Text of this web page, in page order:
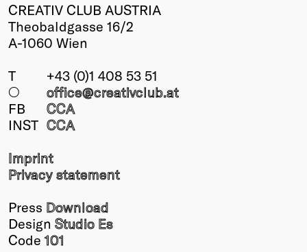
CREATIV CLUB AUSTRIA
Theobaldgasse 16/2
A-1060 Wien
T
+43 (0)1 408 53 51
○
office@creativclub.at
FB
CCA
INST CCA
Imprint
Privacy statement
Press Download
Design Studio Es
Code 101